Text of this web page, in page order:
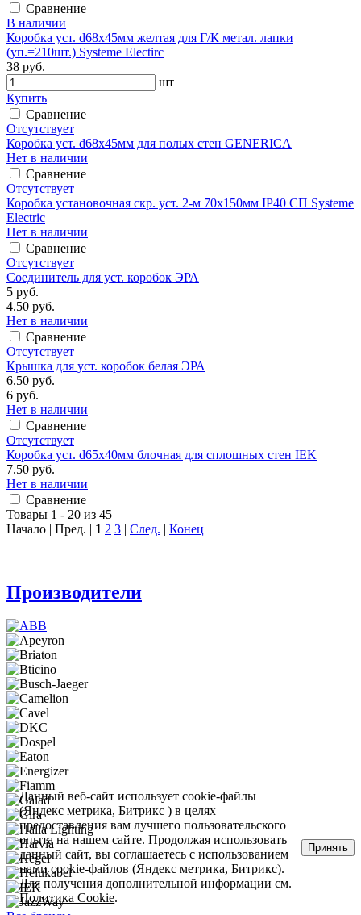
Сравнение
В наличии
Коробка уст. d68х45мм желтая для Г/К метал. лапки
(уп.=210шт.) Systeme Electirc
38 руб.
шт
Купить
Сравнение
Отсутствует
Коробка уст. d68x45мм для полых стен GENERICA
Нет в наличии
Сравнение
Отсутствует
Коробка установочная скр. уст. 2-м 70x150мм IP40 СП Systeme
Electric
Нет в наличии
Сравнение
Отсутствует
Соединитель для уст. коробок ЭРА
5 руб.
4.50 руб.
Нет в наличии
Сравнение
Отсутствует
Крышка для уст. коробок белая ЭРА
6.50 руб.
6 руб.
Нет в наличии
Сравнение
Отсутствует
Коробка уст. d65x40мм блочная для сплошных стен IEK
7.50 руб.
Нет в наличии
Сравнение
Товары 1 - 20 из 45
Начало | Пред. | 1 2 3 | След. | Конец
Производители
Данный веб-сайт использует cookie-файлы
(Яндекс метрика, Битрикс ) в целях
предоставления вам лучшего пользовательского
опыта на нашем сайте. Продолжая использовать
данный сайт, вы соглашаетесь с использованием
нами cookie-файлов (Яндекс метрика, Битрикс).
Для получения дополнительной информации см.
Политика Cookie.
Принять